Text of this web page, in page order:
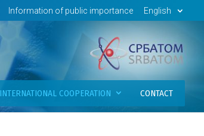
Information of public importance English
INTERNATIONAL COOPERATION CONTACT